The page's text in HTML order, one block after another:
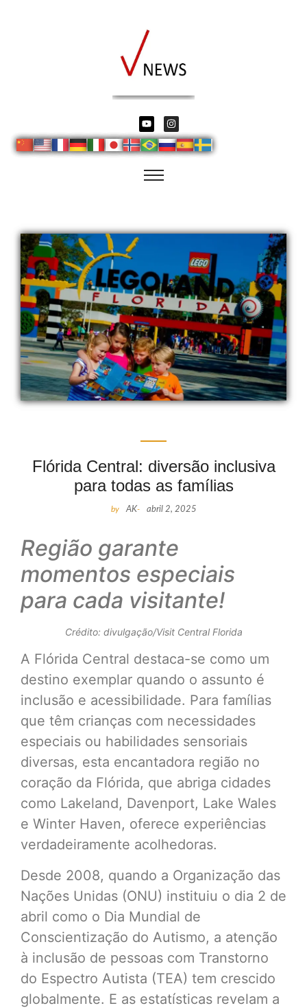
Flórida Central: diversão inclusiva
para todas as famílias
by AK- abril 2, 2025
Região garante
momentos especiais
para cada visitante!
Crédito: divulgação/Visit Central Florida
A Flórida Central destaca-se como um
destino exemplar quando o assunto é
inclusão e acessibilidade. Para famílias
que têm crianças com necessidades
especiais ou habilidades sensoriais
diversas, esta encantadora região no
coração da Flórida, que abriga cidades
como Lakeland, Davenport, Lake Wales
e Winter Haven, oferece experiências
verdadeiramente acolhedoras.
Desde 2008, quando a Organização das
Nações Unidas (ONU) instituiu o dia 2 de
abril como o Dia Mundial de
Conscientização do Autismo, a atenção
à inclusão de pessoas com Transtorno
do Espectro Autista (TEA) tem crescido
globalmente. E as estatísticas revelam a